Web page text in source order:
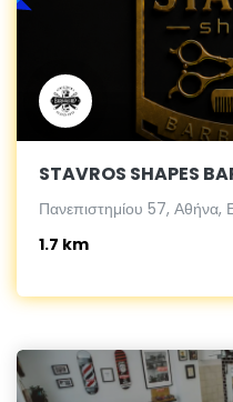
STAVROS SHAPES
Πανεπιστημίου 57, Αθήνα,
1.7 km